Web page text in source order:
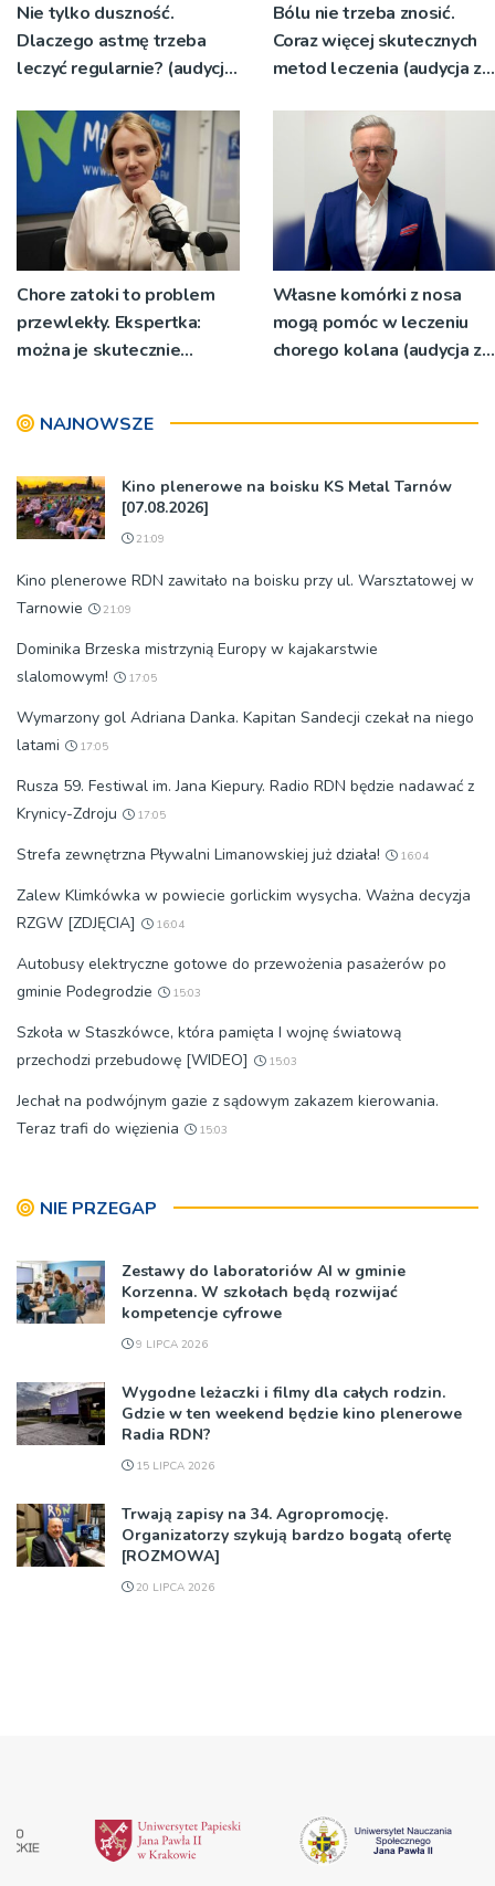
Nie tylko duszność.
Dlaczego astmę trzeba
leczyć regularnie? (audycja
Bólu nie trzeba znosić.
Coraz więcej skutecznych
metod leczenia (audycja z
Chore zatoki to problem
przewlekły. Ekspertka:
można je skutecznie
Własne komórki z nosa
mogą pomóc w leczeniu
chorego kolana (audycja z
NAJNOWSZE
Kino plenerowe na boisku KS Metal Tarnów
[07.08.2026]
21:09
Kino plenerowe RDN zawitało na boisku przy ul. Warsztatowej w
Tarnowie
21:09
Dominika Brzeska mistrzynią Europy w kajakarstwie
slalomowym!
17:05
Wymarzony gol Adriana Danka. Kapitan Sandecji czekał na niego
latami
17:05
Rusza 59. Festiwal im. Jana Kiepury. Radio RDN będzie nadawać z
Krynicy-Zdroju
17:05
Strefa zewnętrzna Pływalni Limanowskiej już działa! 16:04
Zalew Klimkówka w powiecie gorlickim wysycha. Ważna decyzja
RZGW [ZDJĘCIA]
16:04
Autobusy elektryczne gotowe do przewożenia pasażerów po
gminie Podegrodzie
15:03
Szkoła w Staszkówce, która pamięta I wojnę światową
przechodzi przebudowę [WIDEO]
15:03
Jechał na podwójnym gazie z sądowym zakazem kierowania.
Teraz trafi do więzienia
15:03
NIE PRZEGAP
Zestawy do laboratoriów AI w gminie
Korzenna. W szkołach będą rozwijać
kompetencje cyfrowe
9 LIPCA 2026
Wygodne leżaczki i filmy dla całych rodzin.
Gdzie w ten weekend będzie kino plenerowe
Radia RDN?
15 LIPCA 2026
Trwają zapisy na 34. Agropromocję.
Organizatorzy szykują bardzo bogatą ofertę
[ROZMOWA]
20 LIPCA 2026